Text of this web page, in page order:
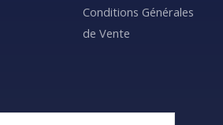
Conditions Générales
de Vente